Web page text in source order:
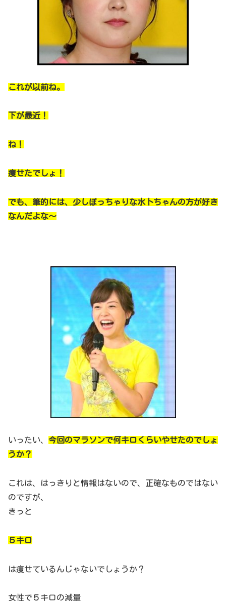
これが以前ね。
下が最近！
ね！
痩せたでしょ！
でも、筆的には、少しぽっちゃりな水卜ちゃんの方が好き
なんだよな～
いったい、 今回のマラソンで何キロくらいやせたのでしょ
うか？
これは、はっきりと情報はないので、正確なものではない
のですが、
きっと
５キロ
は痩せているんじゃないでしょうか？
女性で５キロの減量